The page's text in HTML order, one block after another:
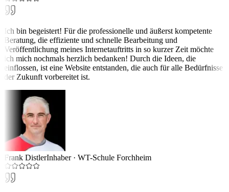
Ich bin begeistert! Für die professionelle und äußerst kompetente
Beratung, die effiziente und schnelle Bearbeitung und
Veröffentlichung meines Internetauftritts in so kurzer Zeit möchte
ich mich nochmals herzlich bedanken! Durch die Ideen, die
einflossen, ist eine Website entstanden, die auch für alle Bedürfnisse
der Zukunft vorbereitet ist.
Frank DistlerInhaber· WT-Schule Forchheim